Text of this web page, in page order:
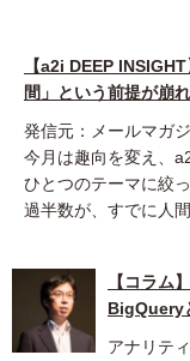
【a2i DEEP
間」という前提が崩
発信元：メールマガ
今月は趣向を変え、
ひとつのテーマに絞
過半数が、すでに人
【コラム
BigQuery
アナリテ